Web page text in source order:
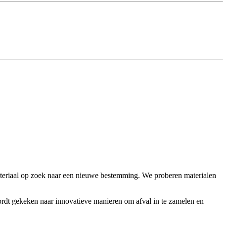
op zoek naar een nieuwe bestemming. We proberen materialen
gekeken naar innovatieve manieren om afval in te zamelen en